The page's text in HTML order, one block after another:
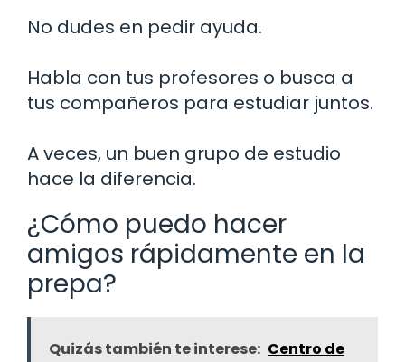
No dudes en pedir ayuda.
Habla con tus profesores o busca a
tus compañeros para estudiar juntos.
A veces, un buen grupo de estudio
hace la diferencia.
¿Cómo puedo hacer
amigos rápidamente en la
prepa?
Quizás también te interese: Centro de